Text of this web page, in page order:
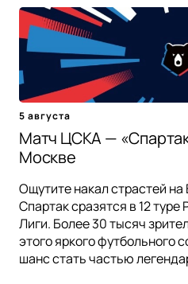
5 августа
Матч ЦСКА —
Москве
Ощутите накал страстей
Спартак сразятся в 12
Лиги. Более 30 тысяч
этого яркого футбольного
шанс стать частью